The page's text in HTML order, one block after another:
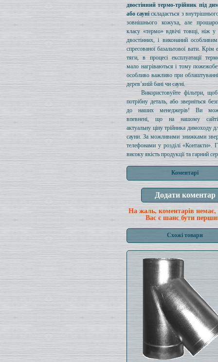
двостінний термо-трійник під
або сауні складається з
зовнішнього кожуха, але
класу «термо» вдвічі товщі, ніж у
двостінних, і виконаний
спресованої базальтової вати. Крім
тяги, в процесі експлуатації
мало нагріваються і тому
особливо важливо при
дерев’яній бані чи сауні.
Використовуйте фільтри, щоб
потрібну деталь, або зверніться
до наших менеджерів! Ви
впевнені, що на нашому
актуальну ціну трійника димоходу
сауни. За можливими знижками
телефонами у розділі «Контакти».
високу якість продукції та гарний
Коментарі
На жаль, коментарів немає,
Вас є шанс бути
Схожі товари